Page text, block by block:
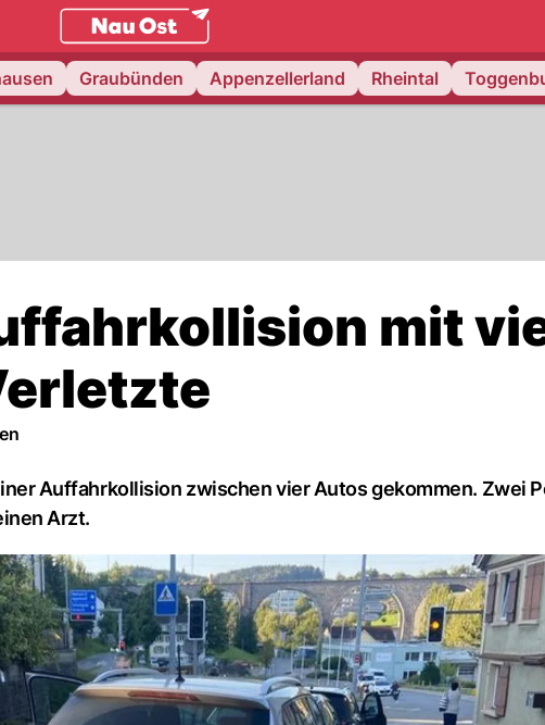
NAU.ch
Graubünden Appenzellerland Rheintal
mit
Auffahrkollision zwischen vier Autos gekommen. Zwei
Arzt.